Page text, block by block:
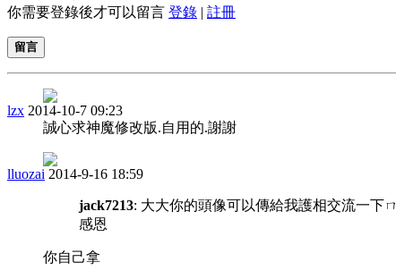
你需要登錄後才可以留言 登錄 | 註冊
留言
lzx 2014-10-7 09:23
誠心求神魔修改版.自用的.謝謝
lluozai 2014-9-16 18:59
jack7213: 大大你的頭像可以傳給我護相交流一下ㄇ
感恩
你自己拿